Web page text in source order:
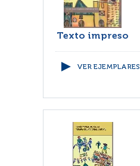
Texto impreso
VER EJEMPLARES